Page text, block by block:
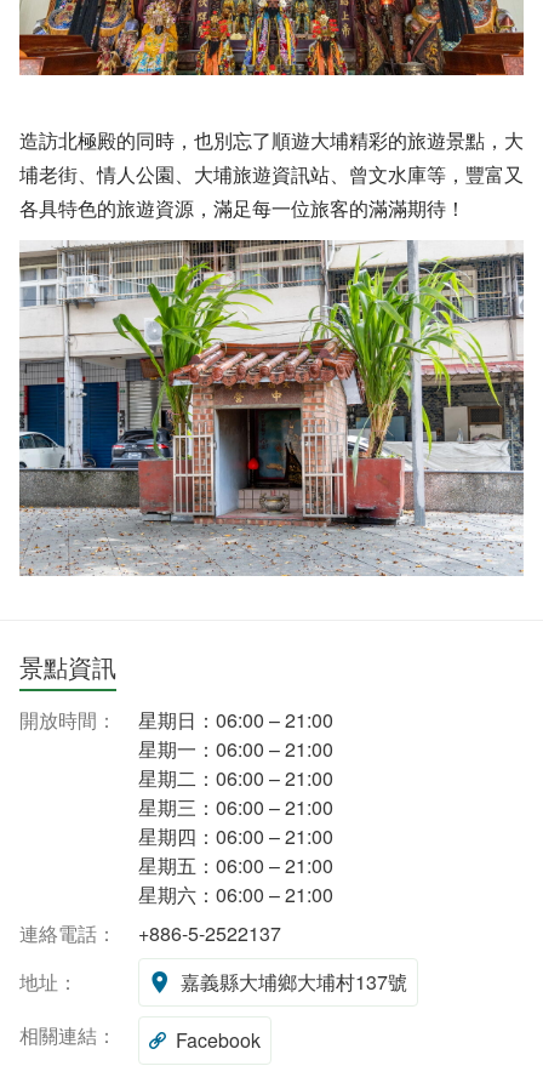
造訪北極殿的同時，也別忘了順遊大埔精彩的旅遊景點，大
埔老街、情人公園、大埔旅遊資訊站、曾文水庫等，豐富又
各具特色的旅遊資源，滿足每一位旅客的滿滿期待！
景點資訊
開放時間：
星期日：06:00 – 21:00
星期一：06:00 – 21:00
星期二：06:00 – 21:00
星期三：06:00 – 21:00
星期四：06:00 – 21:00
星期五：06:00 – 21:00
星期六：06:00 – 21:00
連絡電話：
+886-5-2522137
地址：
嘉義縣大埔鄉大埔村137號
相關連結：
Facebook